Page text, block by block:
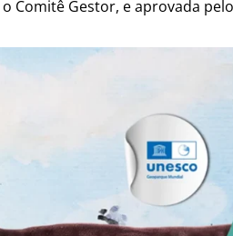
Comitê Gestor, e aprovada